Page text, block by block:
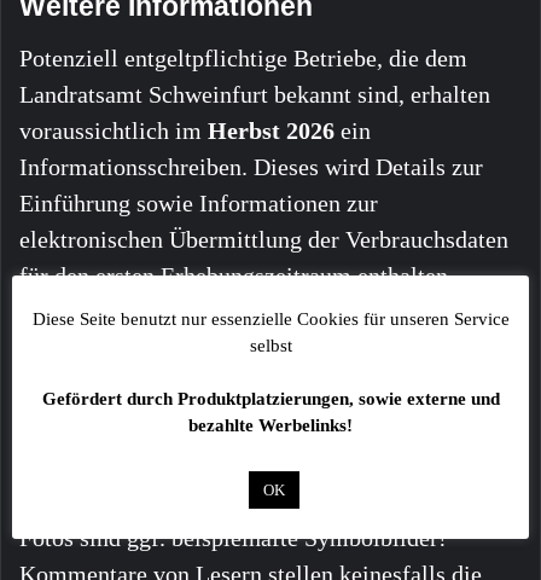
Weitere Informationen
Potenziell entgeltpflichtige Betriebe, die dem
Landratsamt Schweinfurt bekannt sind, erhalten
voraussichtlich im Herbst 2026 ein
Informationsschreiben. Dieses wird Details zur
Einführung sowie Informationen zur
elektronischen Übermittlung der Verbrauchsdaten
für den ersten Erhebungszeitraum enthalten.
Alle Angaben ohne Gewähr!
Fotos sind ggf. beispielhafte Symbolbilder!
Kommentare von Lesern stellen keinesfalls die
Diese Seite benutzt nur essenzielle Cookies für unseren Service
selbst
Gefördert durch Produktplatzierungen, sowie externe und
bezahlte Werbelinks!
OK